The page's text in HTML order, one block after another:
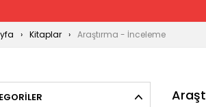
Kitaplar Araştırma - İnceleme